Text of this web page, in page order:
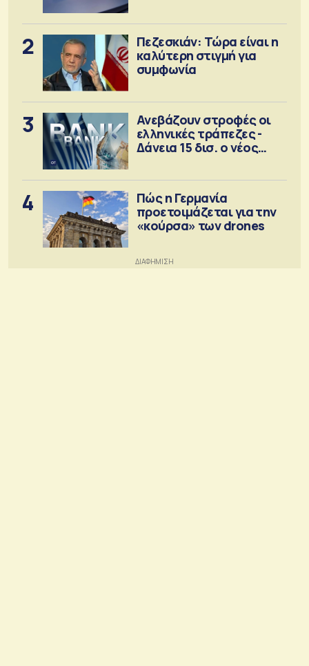
2
Πεζεσκιάν: Τώρα είναι η
καλύτερη στιγμή για
συμφωνία
3
Ανεβάζουν στροφές οι
ελληνικές τράπεζες -
Δάνεια 15 δισ. ο νέος
4
Πώς η Γερμανία
προετοιμάζεται για την
«κούρσα» των drones